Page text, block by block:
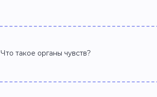
Что такое органы чувств?